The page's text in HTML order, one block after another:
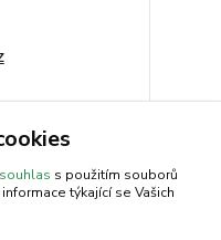
košíku
souhlas s použitím souborů
týkající se Vašich